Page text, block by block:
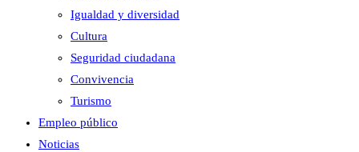
Igualdad y diversidad
Cultura
Seguridad ciudadana
Convivencia
Turismo
Empleo público
Noticias